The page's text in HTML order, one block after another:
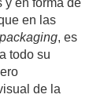
en las
packaging, es
todo su
de la